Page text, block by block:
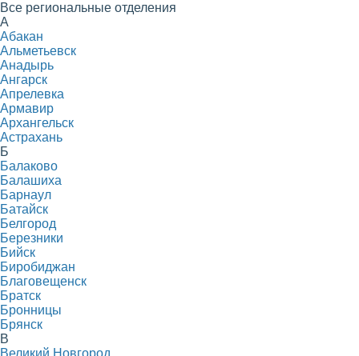
Все региональные отделения
А
Абакан
Альметьевск
Анадырь
Ангарск
Апрелевка
Армавир
Архангельск
Астрахань
Б
Балаково
Балашиха
Барнаул
Батайск
Белгород
Березники
Бийск
Биробиджан
Благовещенск
Братск
Бронницы
Брянск
В
Великий Новгород